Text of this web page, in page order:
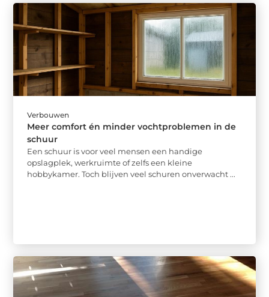
Verbouwen
Meer comfort én minder vochtproblemen in de
schuur
Een schuur is voor veel mensen een handige
opslagplek, werkruimte of zelfs een kleine
hobbykamer. Toch blijven veel schuren onverwacht ...